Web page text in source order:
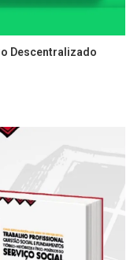
Descentralizado